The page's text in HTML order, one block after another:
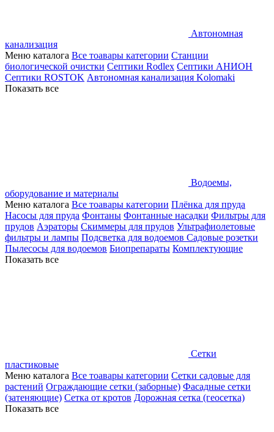
Автономная
канализация
Меню каталога Все тоавары категории Станции
биологической очистки Септики Rodlex Септики АНИОН
Септики ROSTOK Автономная канализация Kolomaki
Показать все
Водоемы,
оборудование и материалы
Меню каталога Все тоавары категории Плёнка для пруда
Насосы для пруда Фонтаны Фонтанные насадки Фильтры для
прудов Аэраторы Скиммеры для прудов Ультрафиолетовые
фильтры и лампы Подсветка для водоемов Садовые розетки
Пылесосы для водоемов Биопрепараты Комплектующие
Показать все
Сетки
пластиковые
Меню каталога Все тоавары категории Сетки садовые для
растений Ограждающие сетки (заборные) Фасадные сетки
(затеняющие) Сетка от кротов Дорожная сетка (геосетка)
Показать все